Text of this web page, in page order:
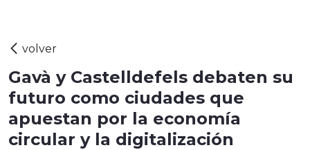
Gavà y Castelldefels debaten su
futuro como ciudades que
apuestan por la economía
circular y la digitalización